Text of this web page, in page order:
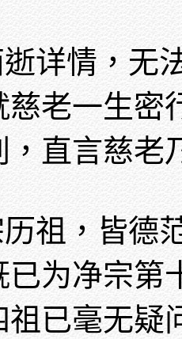
详情，无
慈老一生密
，直言慈老
祖，皆德
已为净宗第
祖已毫无疑